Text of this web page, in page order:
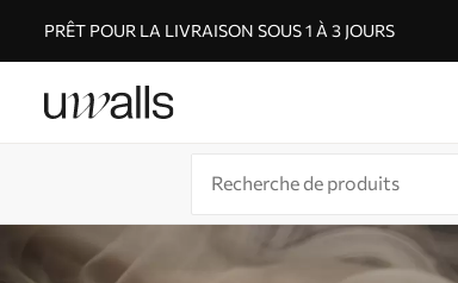
PRÊT POUR LA LIVRAISON SOUS 1 À 3 JOURS